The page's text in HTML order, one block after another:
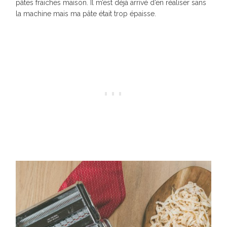
pâtes fraiches maison. Il m’est déjà arrivé d’en réaliser sans
la machine mais ma pâte était trop épaisse.